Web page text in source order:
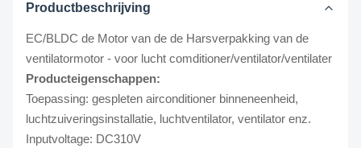
Productbeschrijving
EC/BLDC de Motor van de de Harsverpakking van de
ventilatormotor - voor lucht comditioner/ventilator/ventilater
Producteigenschappen:
Toepassing: gespleten airconditioner binneneenheid,
luchtzuiveringsinstallatie, luchtventilator, ventilator enz.
Inputvoltage: DC310V